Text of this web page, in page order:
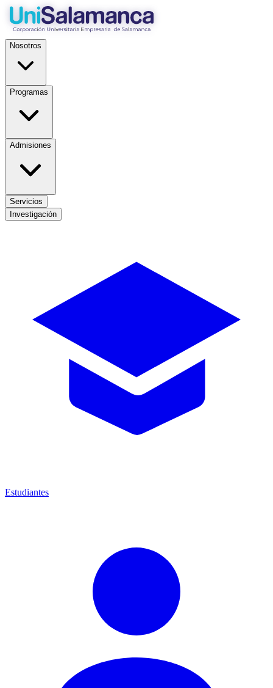
Nosotros
Programas
Admisiones
Servicios
Investigación
Estudiantes